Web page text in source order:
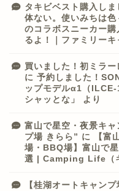
タキビベスト購入し
体ない。使いみちは色
のコラボスニーカー
るよ！｜ファミリーキ
買いました！初ミラー
に 予約しました！
ップモデルα1（ILCE-
シャッとな」
より
富山で星空・夜景キ
プ場 きらら” に
【富
場・BBQ場】富山で
選 | Camping Life（
【桂湖オートキャン